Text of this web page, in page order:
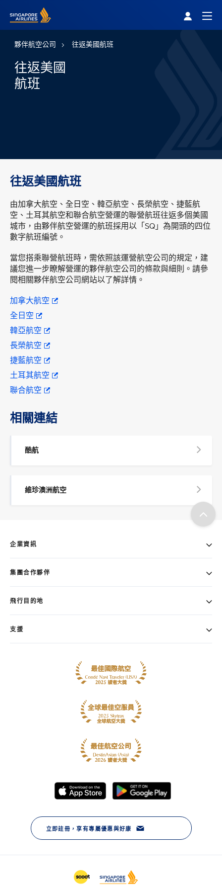
夥伴航空公司 往返美國航班
往返美國
航班
往返美國航班
由加拿大航空、全日空、韓亞航空、長榮航空、捷藍航
空、土耳其航空和聯合航空營運的聯營航班往返多個美國
城市，由夥伴航空營運的航班採用以「SQ」為開頭的四位
數字航班編號。
當您搭乘聯營航班時，需依照該運營航空公司的規定，建
議您進一步瞭解營運的夥伴航空公司的條款與細則。請參
閱相關夥伴航空公司網站以了解詳情。
加拿大航空
全日空
韓亞航空
長榮航空
捷藍航空
土耳其航空
聯合航空
相關連結
酷航
維珍澳洲航空